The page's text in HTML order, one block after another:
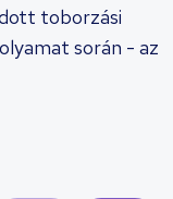
toborzási
során - az